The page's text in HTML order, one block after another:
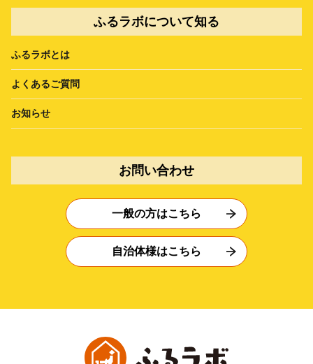
ふるラボについて知る
ふるラボとは
よくあるご質問
お知らせ
お問い合わせ
一般の方はこちら
自治体様はこちら